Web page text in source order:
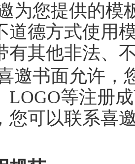
为您提供的
道德方式使用
有其他非法、
邀书面允许
LOGO等注册
您可以联系喜